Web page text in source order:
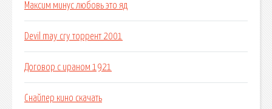
Максим минус любовь это яд
Devil may cry торрент 2001
Договор с ираном 1921
Снайпер кино скачать